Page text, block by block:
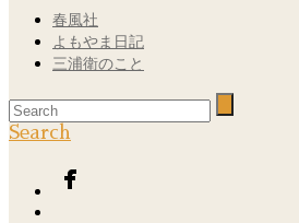
春風社
よもやま日記
三浦衛のこと
Search